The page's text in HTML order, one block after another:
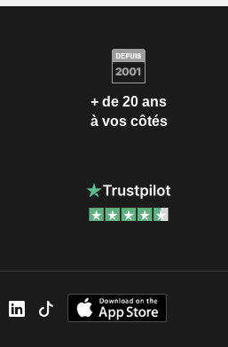
+ de 20 ans
à vos côtés